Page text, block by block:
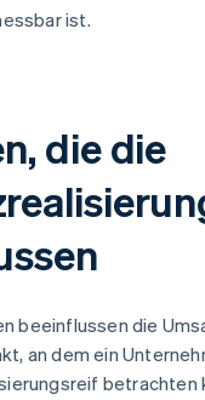
ist.
die die
beeinflussen die
an dem ein
betrachten